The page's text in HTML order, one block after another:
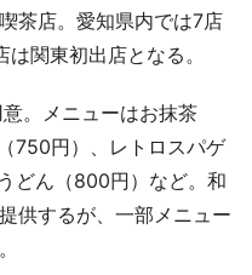
茶店。愛知県内では7店
関東初出店となる。
。メニューはお抹茶
750円）、レトロスパゲ
どん（800円）など。和
供するが、一部メニュー